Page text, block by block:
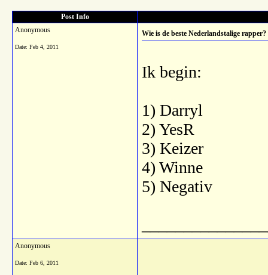
Post Info
Anonymous
Date: Feb 4, 2011
Wie is de beste Nederlandstalige rapper?
Ik begin:
1) Darryl
2) YesR
3) Keizer
4) Winne
5) Negativ
Anonymous
Date: Feb 6, 2011